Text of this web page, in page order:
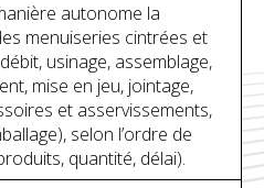
autonome la
menuiseries cintrées et
usinage, assemblage,
mise en jeu, jointage,
et asservissements,
selon l’ordre de
quantité, délai).